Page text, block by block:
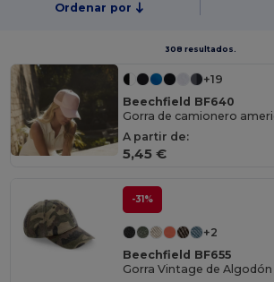
Ordenar por
308 resultados.
+19
Beechfield BF640
Gorra de camionero
A partir de:
5,45 €
-31%
+2
Beechfield BF655